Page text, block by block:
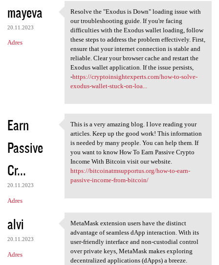
mayeva
20.11.2023
Adres
Resolve the "Exodus is Down"
Resolve the "Exodus is Down" loading issue with
our troubleshooting guide. If you're facing
difficulties with the Exodus wallet loading, follow
these steps to address the problem effectively. First,
ensure that your internet connection is stable and
reliable. Clear your browser cache and restart the
Exodus wallet application. If the issue persists,
-https://cryptoinsightexperts.com/how-to-solve-
exodus-wallet-stuck-on-loa...
Earn
Passive
Cr...
20.11.2023
Adres
This is a very amazing blog.
This is a very amazing blog. I love reading your
articles. Keep up the good work! This information
is needed by many people. You can help them. If
you want to know How To Earn Passive Crypto
Income With Bitcoin visit our website.
https://bitcoinatmsupportus.org/how-to-earn-
passive-income-from-bitcoin/
alvi
20.11.2023
Adres
MetaMask extension users have
MetaMask extension users have the distinct
advantage of seamless dApp interaction. With its
user-friendly interface and non-custodial control
over private keys, MetaMask makes exploring
decentralized applications (dApps) a breeze.